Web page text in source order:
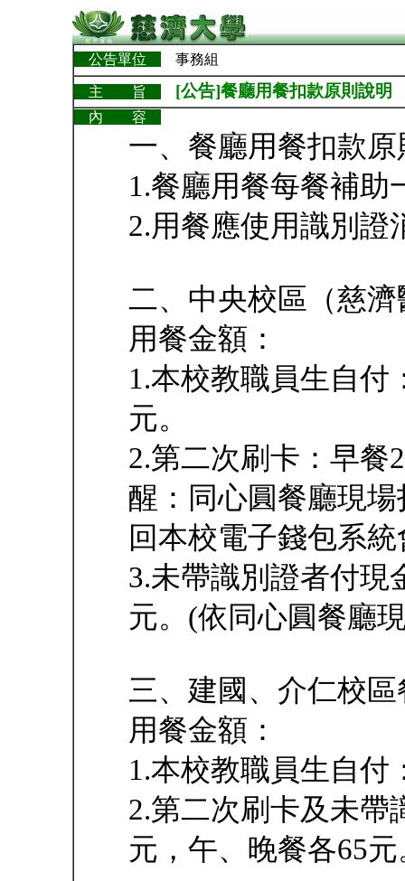
公告單位 事務組
主 旨 [公告]餐廳用餐扣款原則說明
內 容
一、餐廳用餐扣款原
1.餐廳用餐每餐補助
2.用餐應使用識別證
二、中央校區（慈
用餐金額：
1.本校教職員生自付
元。
2.第二次刷卡：早餐
醒：同心圓餐廳現
回本校電子錢包系
3.未帶識別證者付現
元。(依同心圓餐廳
三、建國、介仁校
用餐金額：
1.本校教職員生自付
2.第二次刷卡及未帶
元，午、晚餐各65元